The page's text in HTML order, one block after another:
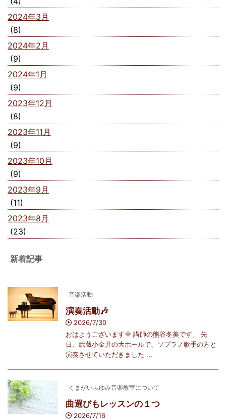
2024年3月
(8)
2024年2月
(9)
2024年1月
(9)
2023年12月
(8)
2023年11月
(9)
2023年10月
(9)
2023年9月
(11)
2023年8月
(23)
新着記事
音楽活動
演奏活動🎶
2026/7/30
おはようございます🌞 講師の熊谷冬美です。 先
日、武蔵小金井の大ホールで、ソプラノ歌手の方と
演奏させていただきました ...
くまがいふゆみ音楽教室について
曲選びもレッスンの１つ
2026/7/16